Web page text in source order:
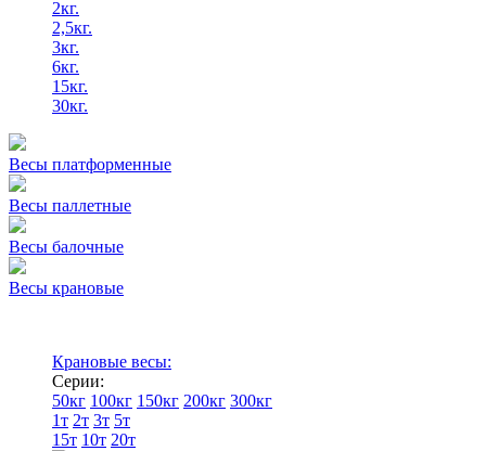
2кг.
2,5кг.
3кг.
6кг.
15кг.
30кг.
Весы платформенные
Весы паллетные
Весы балочные
Весы крановые
Крановые весы:
Серии:
50кг 100кг 150кг 200кг 300кг
1т 2т 3т 5т
15т 10т 20т